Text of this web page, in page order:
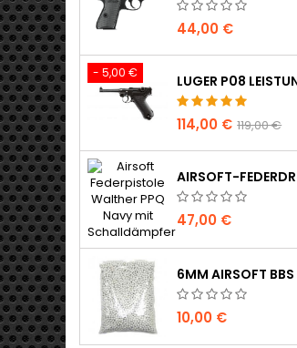
44,00 €
- 5,00 €
114,00 € 119,00 €
47,00 €
10,00 €